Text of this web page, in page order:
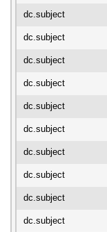
dc.subject
dc.subject
dc.subject
dc.subject
dc.subject
dc.subject
dc.subject
dc.subject
dc.subject
dc.subject